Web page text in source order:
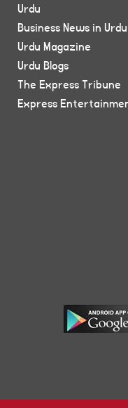
Urdu
Business News in Urdu
Urdu Magazine
Urdu Blogs
The Express Tribune
Express